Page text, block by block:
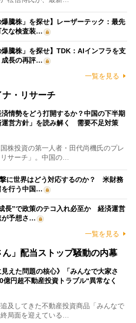
爆騰株」を探せ】レーザーテック：最先
欠な検査装…
爆騰株」を探せ】TDK：AIインフラを支
長の再評…
一覧を見る
ナ・リサーチ
情勢をどう打開するか？中国の下半期
運営方針」を読み解く 需要不足対策
株投資の第一人者・田代尚機氏のプレ
サーチ」。中国の…
に世界はどう対応するのか？ 米財務
を行う中国…
長”で政策のテコ入れ必至か 経済運営
が予想さ…
一覧を見る
ん」配当ストップ騒動の内幕
見えた問題の核心》「みんなで大家さ
億円超不動産投資トラブル“異常なく
及してきた不動産投資商品「みんなで
局面を迎えている…